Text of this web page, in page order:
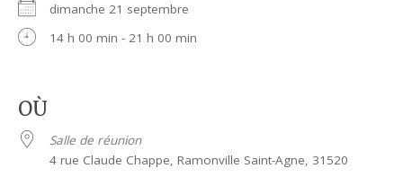
dimanche 21 septembre
14 h 00 min - 21 h 00 min
OÙ
Salle de réunion
4 rue Claude Chappe, Ramonville Saint-Agne, 31520